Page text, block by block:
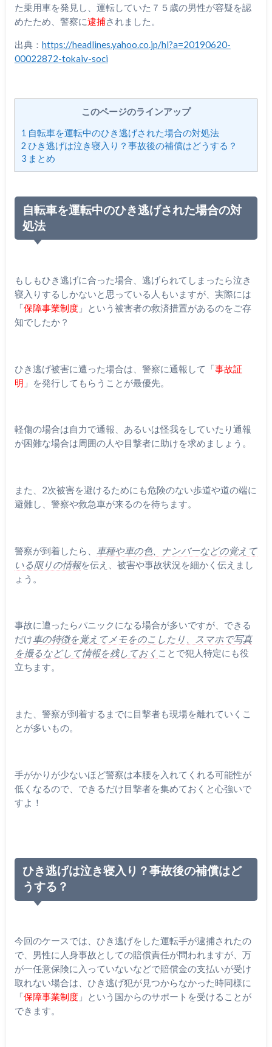
た乗用車を発見し、運転していた７５歳の男性が容疑を認
めたため、警察に逮捕されました。
出典： https://headlines.yahoo.co.jp/hl?a=20190620-
00022872-tokaiv-soci
このページのラインアップ
1 自転車を運転中のひき逃げされた場合の対処法
2 ひき逃げは泣き寝入り？事故後の補償はどうする？
3まとめ
自転車を運転中のひき逃げされた場合の対
処法
もしもひき逃げに合った場合、逃げられてしまったら泣き
寝入りするしかないと思っている人もいますが、実際には
「保障事業制度」という被害者の救済措置があるのをご存
知でしたか？
ひき逃げ被害に遭った場合は、警察に通報して「事故証
明 」を発行してもらうことが最優先。
軽傷の場合は自力で通報、あるいは怪我をしていたり通報
が困難な場合は周囲の人や目撃者に助けを求めましょう。
また、 2次被害を避けるためにも危険のない歩道や道の端に
避難し、警察や救急車が来るのを待ちます。
警察が到着したら、 車種や車の色、ナンバーなどの覚えて
いる限りの情報を伝え、被害や事故状況を細かく伝えまし
ょう。
事故に遭ったらパニックになる場合が多いですが、できる
だけ車の特徴を覚えてメモをのこしたり、スマホで写真
を撮るなどして情報を残しておく ことで犯人特定にも役
立ちます。
また、警察が到着するまでに目撃者も現場を離れていくこ
とが多いもの。
手がかりが少ないほど警察は本腰を入れてくれる可能性が
低くなるので、できるだけ目撃者を集めておくと心強いで
すよ！
ひき逃げは泣き寝入り？事故後の補償はど
うする？
今回のケースでは、ひき逃げをした運転手が逮捕されたの
で、男性に人身事故としての賠償責任が問われますが、万
が一任意保険に入っていないなどで賠償金の支払いが受け
取れない場合は、ひき逃げ犯が見つからなかった時同様に
「保障事業制度」という国からのサポートを受けることが
できます。